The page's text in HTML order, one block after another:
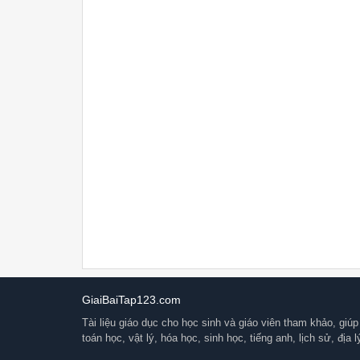
GiaiBaiTap123.com
Tài liệu giáo dục cho học sinh và giáo viên tham khảo,
toán học, vật lý, hóa học, sinh học, tiếng anh, lịch sử, địa